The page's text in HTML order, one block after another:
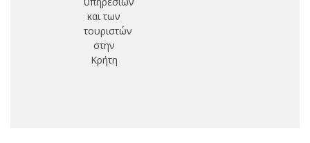
και των
τουριστών
στην
Κρήτη